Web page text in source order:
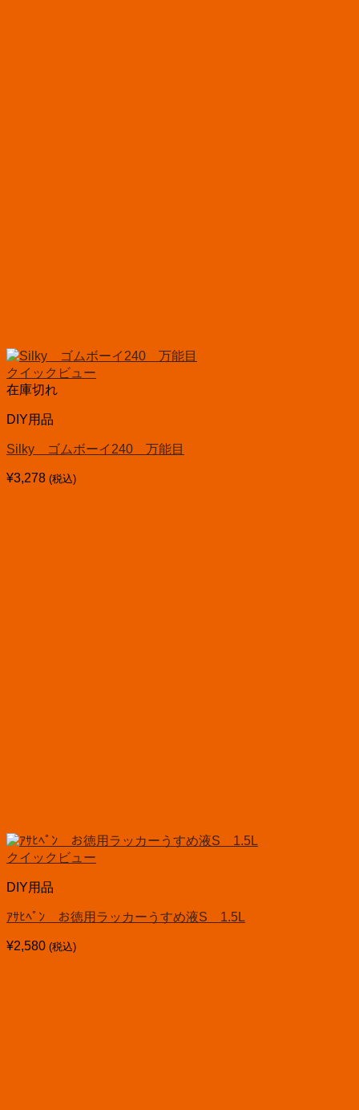
クイックビュー
在庫切れ
DIY用品
Silky ゴムボーイ240 万能目
¥3,278 (税込)
クイックビュー
DIY用品
ｱｻﾋﾍﾟﾝ お徳用ラッカーうすめ液S 1.5L
¥2,580 (税込)